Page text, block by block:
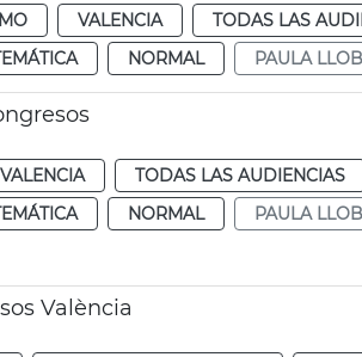
VALENCIA TODAS LAS
NORMAL PAULA
VALENCIA TODAS LAS AUDIENCIAS
NORMAL PAULA
València